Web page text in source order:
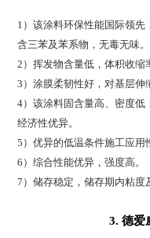
1）该涂料环保性能国际领先
含三苯及苯系物，无毒无味。
2）挥发物含量低，体积收缩
3）涂膜柔韧性好，对基层伸
4）该涂料固含量高、密度低
经济性优异。
5）优异的低温条件施工应用
6）综合性能优异，强度高。
7）储存稳定，储存期内粘度
3. 德爱